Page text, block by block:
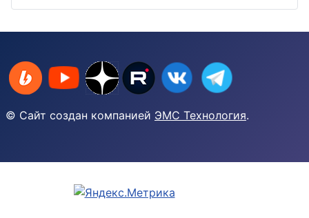
© Сайт создан компанией ЭМС Технология.